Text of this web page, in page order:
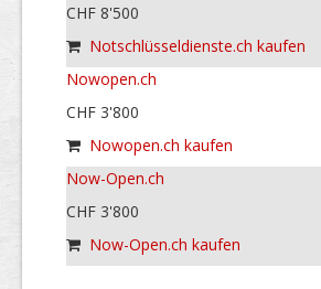
CHF 8'500
Notschlüsseldienste.ch kaufen
Nowopen.ch
CHF 3'800
Nowopen.ch kaufen
Now-Open.ch
CHF 3'800
Now-Open.ch kaufen